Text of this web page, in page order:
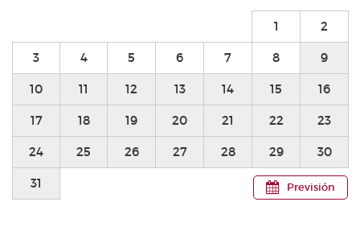
Previsión
1 2
3 4 5 6 7 8 9
10 11 12 13 14 15 16
17 18 19 20 21 22 23
24 25 26 27 28 29 30
31